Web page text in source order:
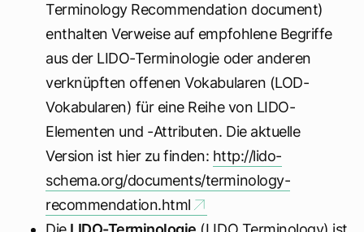
Terminology Recommendation document)
enthalten Verweise auf empfohlene Begriffe
aus der LIDO-Terminologie oder anderen
verknüpften offenen Vokabularen (LOD-
Vokabularen) für eine Reihe von LIDO-
Elementen und -Attributen. Die aktuelle
Version ist hier zu finden: http://lido-
schema.org/documents/terminology-
recommendation.html